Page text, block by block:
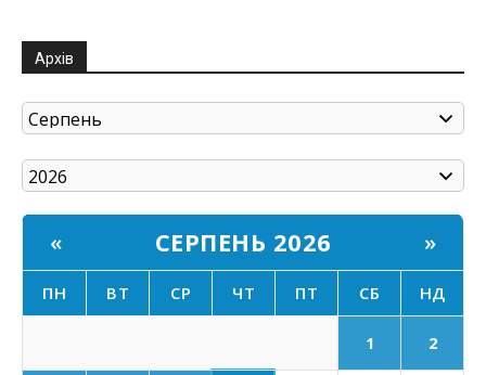
Архів
« СЕРПЕНЬ 2026 »
ПН ВТ СР ЧТ ПТ СБ НД
1 2